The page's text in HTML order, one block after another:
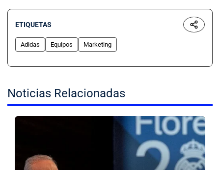
ETIQUETAS
Adidas Equipos Marketing
Noticias Relacionadas